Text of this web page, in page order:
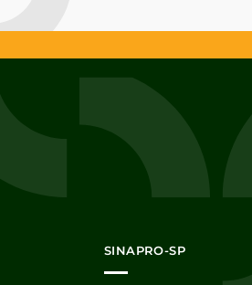
SINAPRO-SP